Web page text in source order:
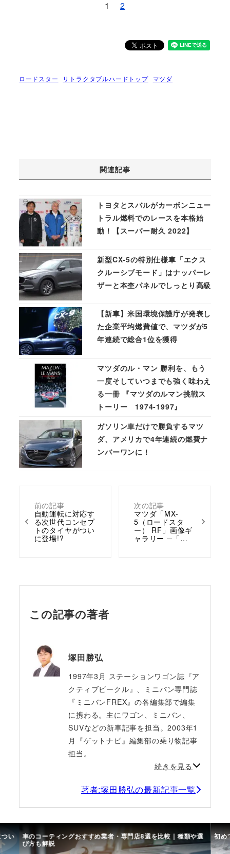
1 2
ロードスター リトラクタブルハードトップ マツダ
前の記事
自動運転に対応す
る次世代コンセプ
トのタイヤがつい
に登場!?
次の記事
マツダ「MX-
5（ロードスタ
ー） RF」画像ギ
ャラリー ─「…
関連記事
トヨタとスバルがカーボンニュー
トラル燃料でのレースを本格始
動！【スーパー耐久 2022】
新型CX-5の特別仕様車「エクス
クルーシブモード」はナッパーレ
ザーと本杢パネルでしっとり高級
【新車】米国環境保護庁が発表し
た企業平均燃費値で、マツダが5
年連続で総合1位を獲得
マツダのル・マン 勝利を、もう
一度そしていつまでも強く味わえ
る一冊 『マツダのルマン挑戦ス
トーリー 1974-1997』
ガソリン車だけで勝負するマツ
ダ、アメリカで4年連続の燃費ナ
ンバーワンに！
この記事の著者
塚田勝弘
1997年3月 ステーションワゴン誌『ア
クティブビークル』、ミニバン専門誌
『ミニバンFREX』の各編集部で編集
に携わる。主にワゴン、ミニバン、
SUVなどの新車記事を担当。2003年1
月『ゲットナビ』編集部の乗り物記事
担当。
続きを見る
著者:塚田勝弘の最新記事一覧
い 車のコーティングおすすめ業者・専門店8選を比較｜種類や選
び方も解説
初め